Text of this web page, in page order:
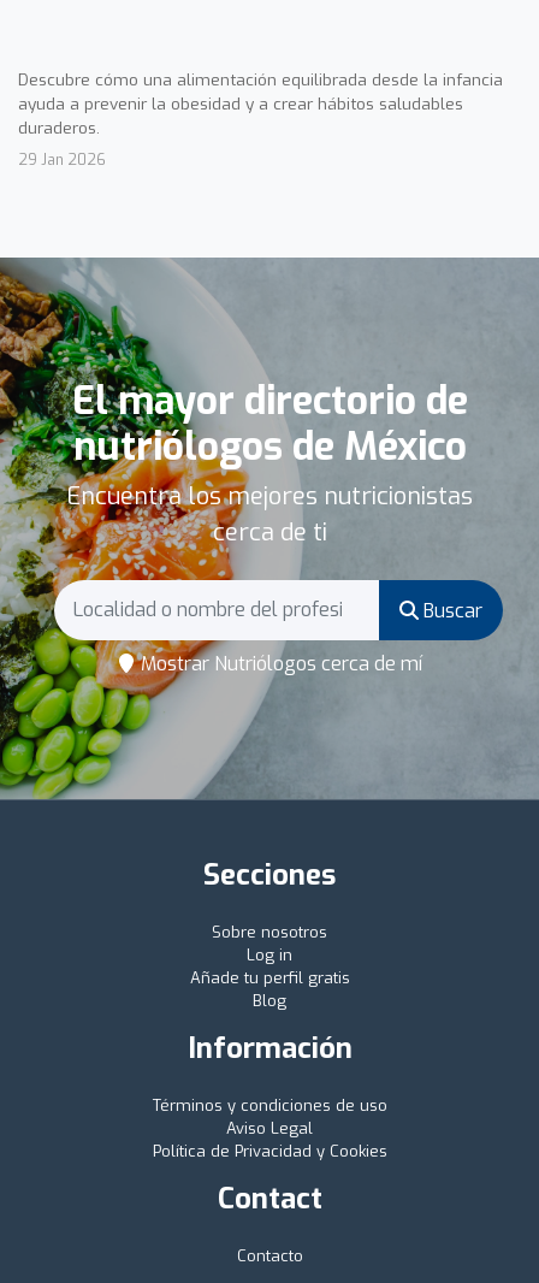
Descubre cómo una alimentación equilibrada desde la infancia
ayuda a prevenir la obesidad y a crear hábitos saludables
duraderos.
29 Jan 2026
El mayor directorio de
nutriólogos de México
Encuentra los mejores nutricionistas
cerca de ti
Buscar
Mostrar Nutriólogos cerca de mí
Secciones
Sobre nosotros
Log in
Añade tu perfil gratis
Blog
Información
Términos y condiciones de uso
Aviso Legal
Política de Privacidad y Cookies
Contact
Contacto